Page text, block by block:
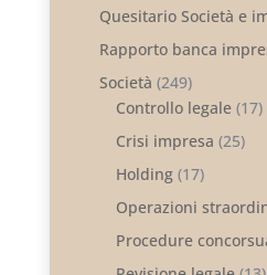
Quesitario Società e
Rapporto banca
Società (249)
Controllo legale(17)
Crisi impresa (25)
Holding(17)
Operazioni
Procedure